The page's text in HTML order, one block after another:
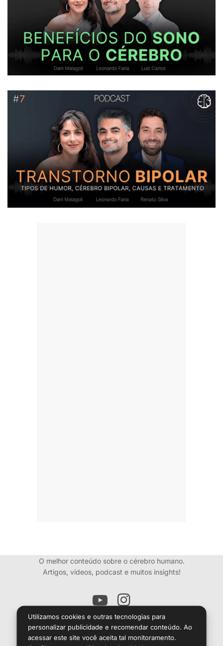
Utilizamos cookies e outras tecnologias para
personalizar publicidade e recomendar conteúdo. Ao
acessar este site você aceita tal monitoramento.
O melhor conteúdo sobre o cérebro humano.
Artigos, vídeos, podcast e muitos insights!
O conteúdo desse site é informativo e
não dispensa consulta médica.